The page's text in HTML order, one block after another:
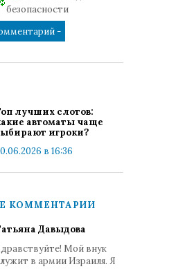
лучших слотов:
автоматы чаще
игроки?
в 16:36
КОММЕНТАРИИ
Давыдова
Мой внук
в армии Израиля. Я